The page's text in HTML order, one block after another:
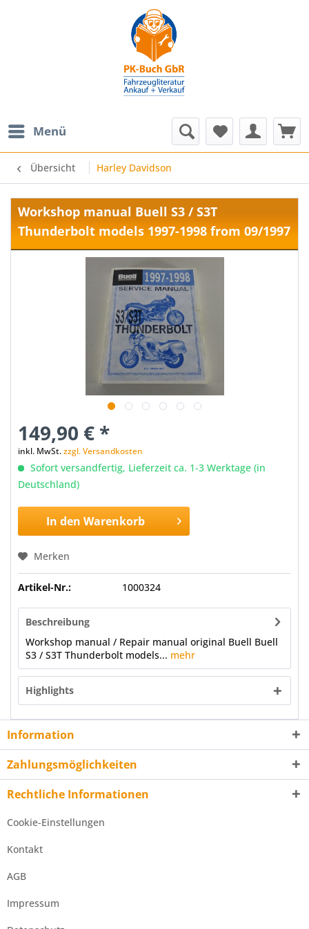
Menü
Übersicht Harley Davidson
Workshop manual Buell S3 / S3T
Thunderbolt models 1997-1998 from 09/1997
149,90 € *
inkl. MwSt.zzgl. Versandkosten
Sofort versandfertig, Lieferzeit ca. 1-3 Werktage (in
Deutschland)
In den Warenkorb
Merken
Artikel-Nr.: 1000324
Beschreibung
Workshop manual / Repair manual original Buell Buell
S3 / S3T Thunderbolt models... mehr
Highlights
Information
Zahlungsmöglichkeiten
Rechtliche Informationen
Cookie-Einstellungen
Kontakt
AGB
Impressum